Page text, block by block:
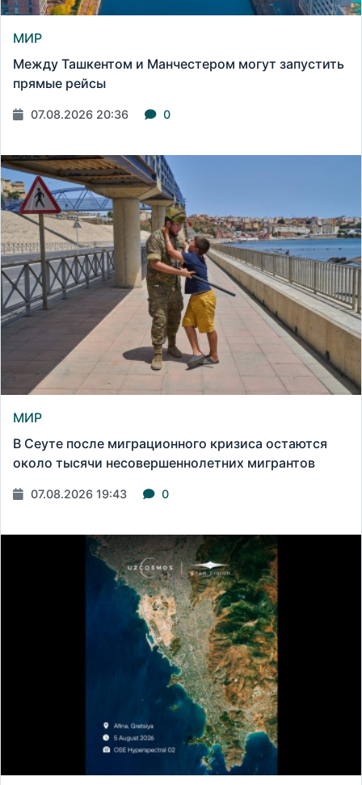
МИР
Между Ташкентом и Манчестером могут запустить
прямые рейсы
07.08.2026 20:36 0
МИР
В Сеуте после миграционного кризиса остаются
около тысячи несовершеннолетних мигрантов
07.08.2026 19:43 0